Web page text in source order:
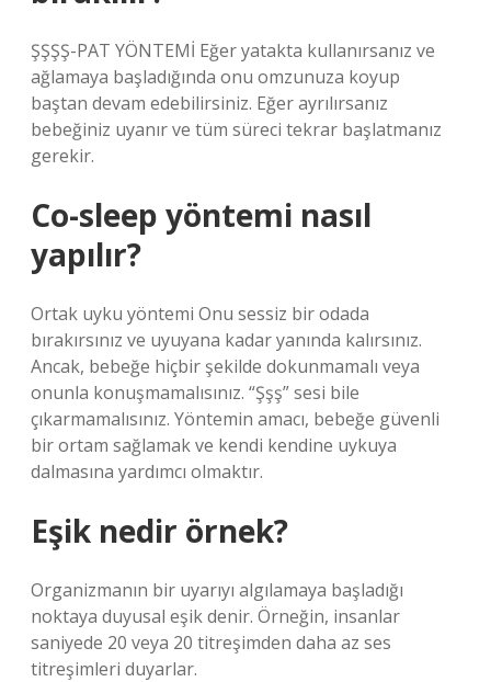
ŞŞŞŞ-PAT YÖNTEMİ Eğer yatakta kullanırsanız ve
ağlamaya başladığında onu omzunuza koyup
baştan devam edebilirsiniz. Eğer ayrılırsanız
bebeğiniz uyanır ve tüm süreci tekrar başlatmanız
gerekir.
Co-sleep yöntemi nasıl
yapılır?
Ortak uyku yöntemi Onu sessiz bir odada
bırakırsınız ve uyuyana kadar yanında kalırsınız.
Ancak, bebeğe hiçbir şekilde dokunmamalı veya
onunla konuşmamalısınız. “Şşş” sesi bile
çıkarmamalısınız. Yöntemin amacı, bebeğe güvenli
bir ortam sağlamak ve kendi kendine uykuya
dalmasına yardımcı olmaktır.
Eşik nedir örnek?
Organizmanın bir uyarıyı algılamaya başladığı
noktaya duyusal eşik denir. Örneğin, insanlar
saniyede 20 veya 20 titreşimden daha az ses
titreşimleri duyarlar.